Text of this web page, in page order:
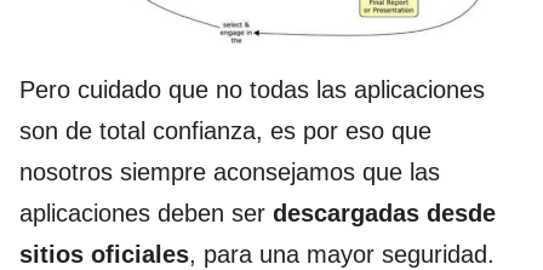
Pero cuidado que no todas las aplicaciones
son de total confianza, es por eso que
nosotros siempre aconsejamos que las
aplicaciones deben ser descargadas desde
sitios oficiales, para una mayor seguridad.